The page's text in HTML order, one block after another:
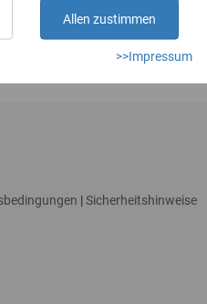
| Sicherheitshinweise
Allen zustimmen
>>Impressum